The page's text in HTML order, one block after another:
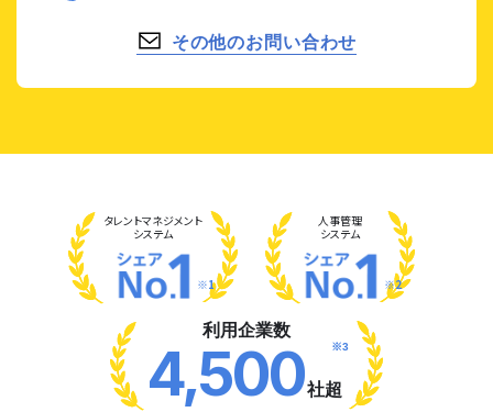
その他のお問い合わせ
タレントマネジメント
システム
※1
人事管理
システム
※2
利用企業数
4,500社超
※3